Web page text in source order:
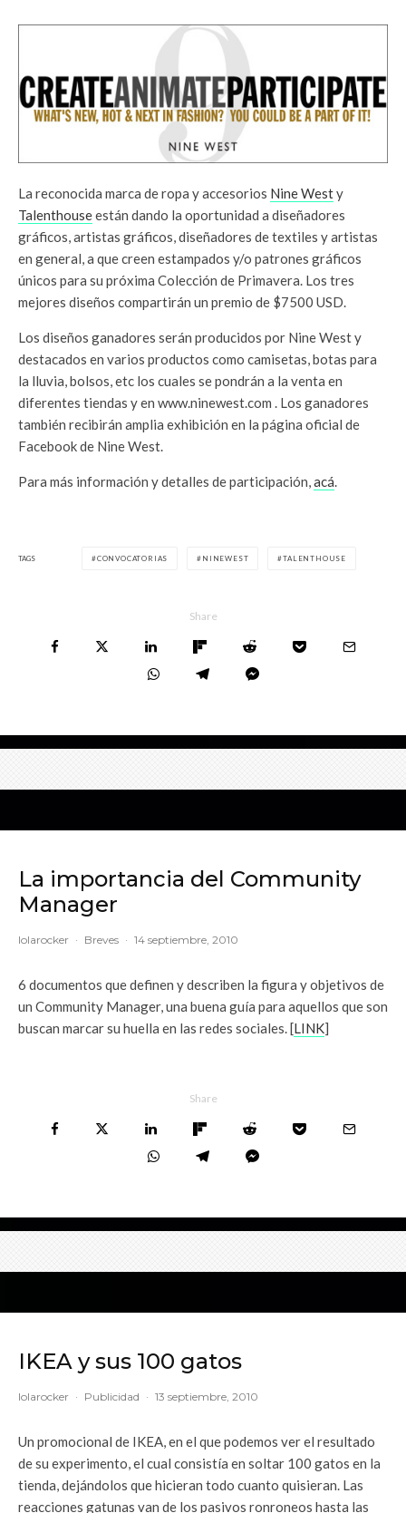
La reconocida marca de ropa y accesorios Nine Westy
Talenthouseestán dando la oportunidad a diseñadores
gráficos, artistas gráficos, diseñadores de textiles y artistas
en general, a que creen estampados y/o patrones gráficos
únicos para su próxima Colección de Primavera. Los tres
mejores diseños compartirán un premio de $7500 USD.
Los diseños ganadores serán producidos por Nine West y
destacados en varios productos como camisetas, botas para
la lluvia, bolsos, etc los cuales se pondrán a la venta en
diferentes tiendas y en www.ninewest.com . Los ganadores
también recibirán amplia exhibición en la página oficial de
Facebook de Nine West.
Para más información y detalles de participación,acá.
TAGS CONVOCATORIAS NINEWEST TALENTHOUSE
Share
La importancia del Community
Manager
lolarocker · Breves · 14 septiembre, 2010
6 documentos que definen y describen la figura y objetivos de
un Community Manager, una buena guía para aquellos que son
buscan marcar su huella en las redes sociales. [LINK]
Share
IKEA y sus 100 gatos
lolarocker · Publicidad · 13 septiembre, 2010
Un promocional de IKEA, en el que podemos ver el resultado
de su experimento, el cual consistía en soltar 100 gatos en la
tienda, dejándolos que hicieran todo cuanto quisieran. Las
reacciones gatunas van de los pasivos ronroneos hasta las